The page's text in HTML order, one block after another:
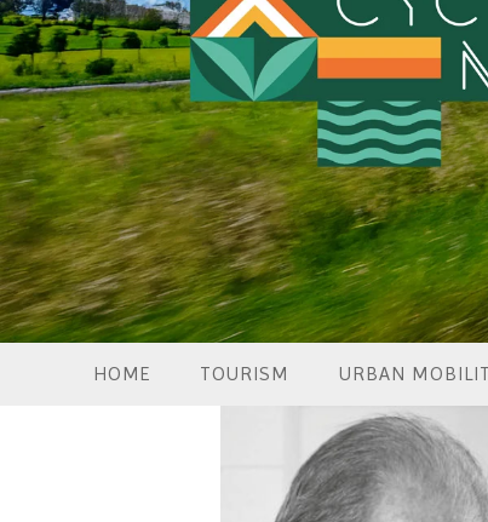
HOME TOURISM URBAN